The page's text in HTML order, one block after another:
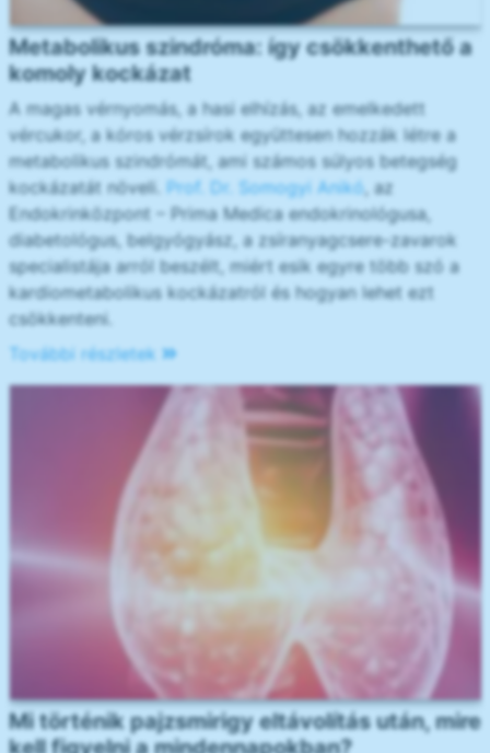
Metabolikus szindróma: így csökkenthető a
komoly kockázat
A magas vérnyomás, a hasi elhízás, az emelkedett
vércukor, a kóros vérzsírok együttesen hozzák létre a
metabolikus szindrómát, ami számos súlyos betegség
kockázatát növeli. Prof. Dr. Somogyi Anikó, az
Endokrinközpont – Prima Medica endokrinológusa,
diabetológus, belgyógyász, a zsíranyagcsere-zavarok
specialistája arról beszélt, miért esik egyre több szó a
kardiometabolikus kockázatról és hogyan lehet ezt
csökkenteni.
További részletek
Mi történik pajzsmirigy eltávolítás után, mire